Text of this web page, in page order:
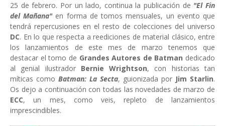
25 de febrero. Por un lado, continua la publicación de "El Fin
del Mañana"en forma de tomos mensuales, un evento que
tendrá repercusiones en el resto de colecciones del universo
DC. En lo que respecta a reediciones de material clásico, entre
los lanzamientos de este mes de marzo tenemos que
destacar el tomo de Grandes Autores de Batman dedicado
al genial ilustrador Bernie Wrightson, con historias tan
míticas como Batman: La Secta, guionizada por Jim Starlin.
Os dejo a continuación con todas las novedades de marzo de
ECC, un mes, como veis, repleto de lanzamientos
imprescindibles.